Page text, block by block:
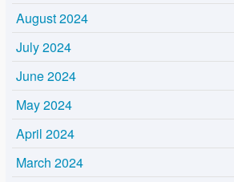
August 2024
July 2024
June 2024
May 2024
April 2024
March 2024